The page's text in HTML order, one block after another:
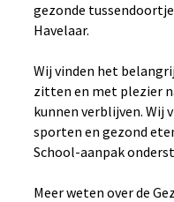
gezonde
Havelaar.
Wij vinden het
zitten en met plezier
kunnen verblijven. Wij
sporten en gezond
School-aanpak
Meer weten over de